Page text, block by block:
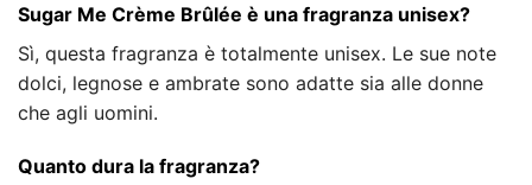
Sugar Me Crème Brûlée è una fragranza unisex?
Sì, questa fragranza è totalmente unisex. Le sue note
dolci, legnose e ambrate sono adatte sia alle donne
che agli uomini.
Quanto dura la fragranza?